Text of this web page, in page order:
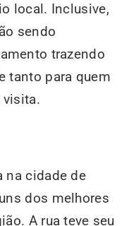
local. Inclusive,
sendo
trazendo
tanto para quem
visita.
na cidade de
dos melhores
A rua teve seu